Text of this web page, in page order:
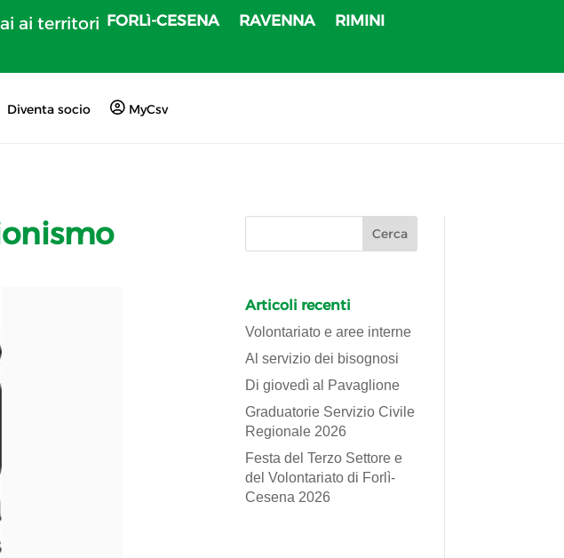
ai territori FORLì-CESENA RAVENNA RIMINI
Diventa socio MyCsv
Articoli recenti
Volontariato e aree interne
Al servizio dei bisognosi
Di giovedì al Pavaglione
Graduatorie Servizio Civile
Regionale 2026
Festa del Terzo Settore e
del Volontariato di Forlì-
Cesena 2026